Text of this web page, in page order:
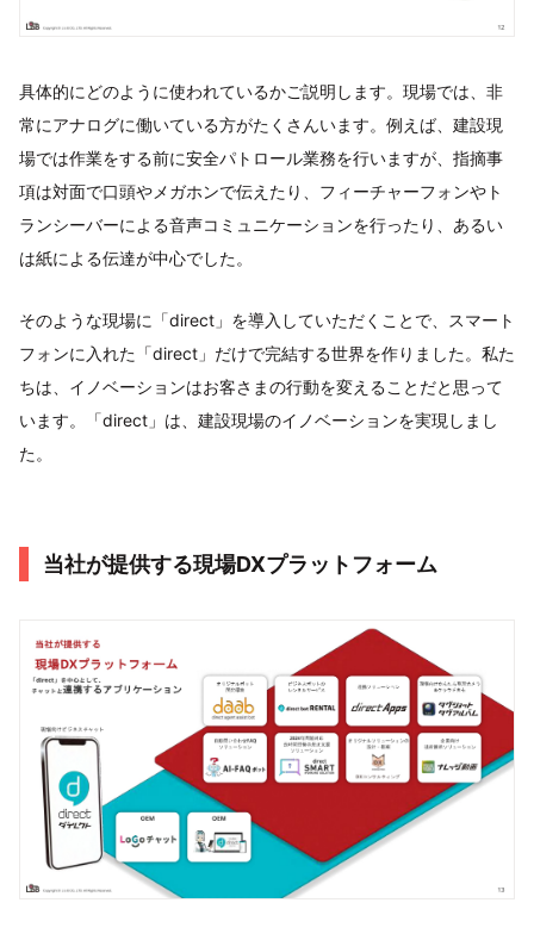
具体的にどのように使われているかご説明します。現場では、非
常にアナログに働いている方がたくさんいます。例えば、建設現
場では作業をする前に安全パトロール業務を行いますが、指摘事
項は対面で口頭やメガホンで伝えたり、フィーチャーフォンやト
ランシーバーによる音声コミュニケーションを行ったり、あるい
は紙による伝達が中心でした。
そのような現場に「direct」を導入していただくことで、スマート
フォンに入れた「direct」だけで完結する世界を作りました。私た
ちは、イノベーションはお客さまの行動を変えることだと思って
います。「direct」は、建設現場のイノベーションを実現しまし
た。
当社が提供する現場DXプラットフォーム